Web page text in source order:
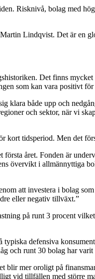
Risknivå, bolag med
Lindqvist. Det är en
Det finns
som kan vara positivt
klara både upp och
och sektor, när vi
kort tidsperiod. Men det
året. Fonden är
övervikt i allmännyttiga
att investera i bolag
eller negativ tillväxt.”
på runt 3 procent
defensiva
och runt 30 bolag har varit
blir mer oroligt på
vid tillfällen med större